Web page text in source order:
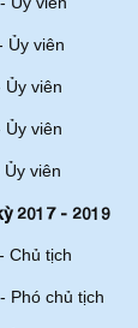
viên
viên
viên
viên
2017 - 2019
tịch
chủ tịch